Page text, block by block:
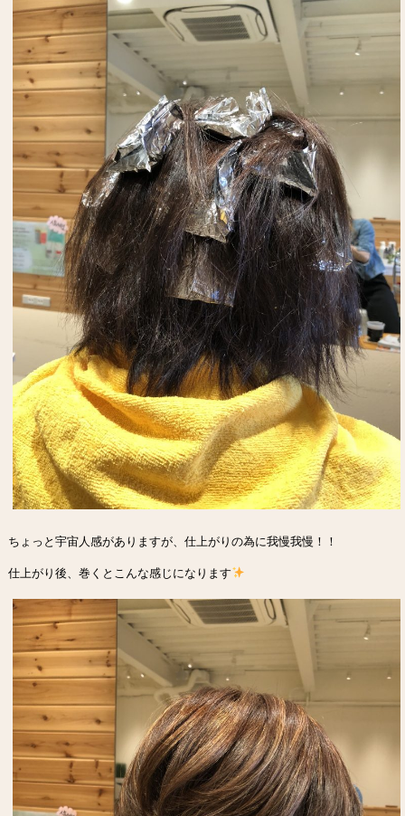
ちょっと宇宙人感がありますが、仕上がりの為に我慢我慢！！
仕上がり後、巻くとこんな感じになります